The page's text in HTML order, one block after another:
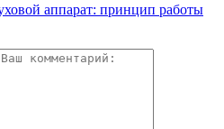
аппарат: принцип работы